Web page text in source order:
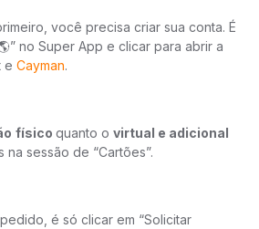
você precisa criar sua conta. É
no Super App e clicar para abrir a
e Cayman.​
físico quanto o virtual e adicional
sessão de “Cartões”.
é só clicar em “Solicitar